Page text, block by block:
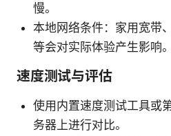
慢。
本地网络条件：家用宽带
等会对实际体验产生影响。
速度测试与评估
使用内置速度测试工具或
务器上进行对比。